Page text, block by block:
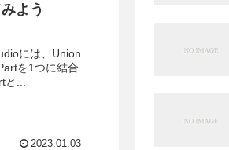
よう
には、Union
を1つに結合
...
2023.01.03